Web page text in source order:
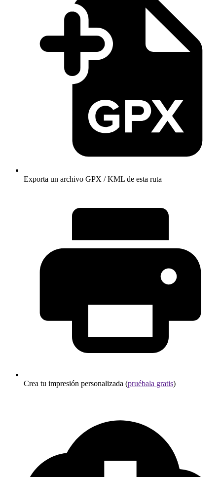
Exporta un archivo GPX / KML de esta ruta
Crea tu impresión personalizada (pruébala gratis)